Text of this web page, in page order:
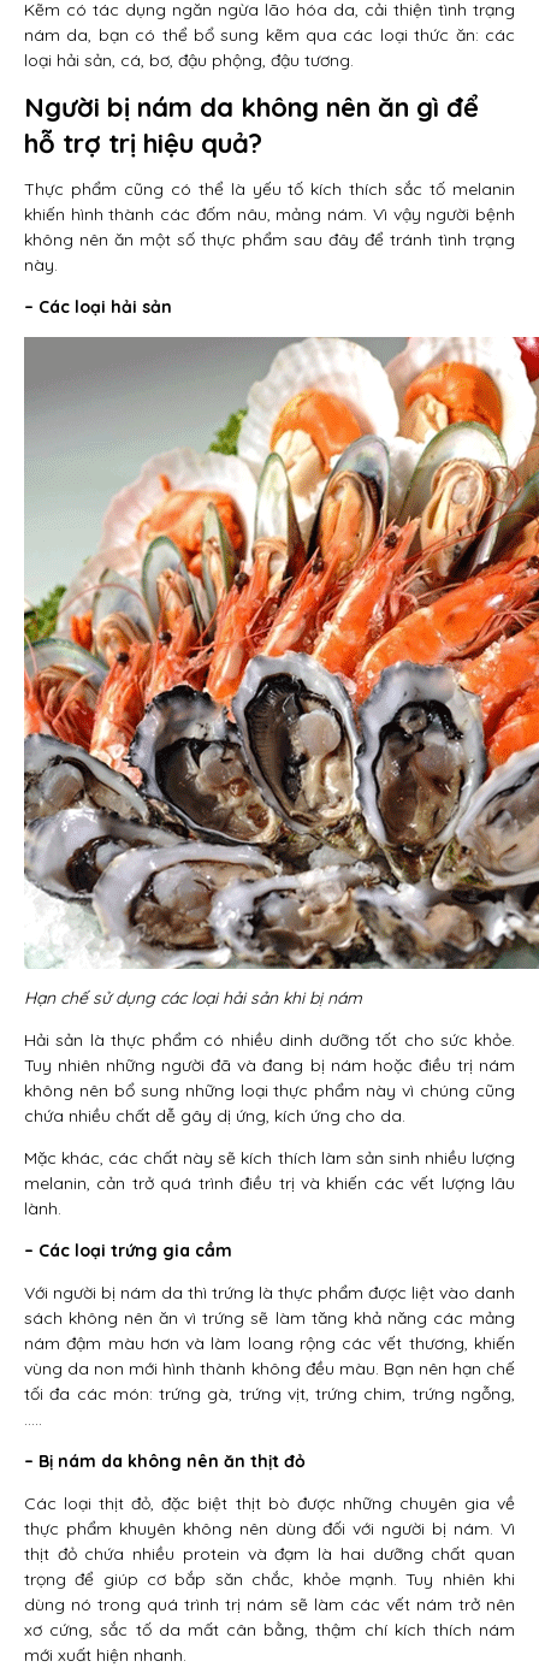
Kẽm có tác dụng ngăn ngừa lão hóa da, cải thiện tình trạng
nám da, bạn có thể bổ sung kẽm qua các loại thức ăn: các
loại hải sản, cá, bơ, đậu phộng, đậu tương.
Người bị nám da không nên ăn gì để
hỗ trợ trị hiệu quả?
Thực phẩm cũng có thể là yếu tố kích thích sắc tố melanin
khiến hình thành các đốm nâu, mảng nám. Vì vậy người bệnh
không nên ăn một số thực phẩm sau đây để tránh tình trạng
này.
– Các loại hải sản
Hạn chế sử dụng các loại hải sản khi bị nám
Hải sản là thực phẩm có nhiều dinh dưỡng tốt cho sức khỏe.
Tuy nhiên những người đã và đang bị nám hoặc điều trị nám
không nên bổ sung những loại thực phẩm này vì chúng cũng
chứa nhiều chất dễ gây dị ứng, kích ứng cho da.
Mặc khác, các chất này sẽ kích thích làm sản sinh nhiều lượng
melanin, cản trở quá trình điều trị và khiến các vết lượng lâu
lành.
– Các loại trứng gia cầm
Với người bị nám da thì trứng là thực phẩm được liệt vào danh
sách không nên ăn vì trứng sẽ làm tăng khả năng các mảng
nám đậm màu hơn và làm loang rộng các vết thương, khiến
vùng da non mới hình thành không đều màu. Bạn nên hạn chế
tối đa các món: trứng gà, trứng vịt, trứng chim, trứng ngỗng,
…..
– Bị nám da không nên ăn thịt đỏ
Các loại thịt đỏ, đặc biệt thịt bò được những chuyên gia về
thực phẩm khuyên không nên dùng đối với người bị nám. Vì
thịt đỏ chứa nhiều protein và đạm là hai dưỡng chất quan
trọng để giúp cơ bắp săn chắc, khỏe mạnh. Tuy nhiên khi
dùng nó trong quá trình trị nám sẽ làm các vết nám trở nên
xơ cứng, sắc tố da mất cân bằng, thậm chí kích thích nám
mới xuất hiện nhanh.